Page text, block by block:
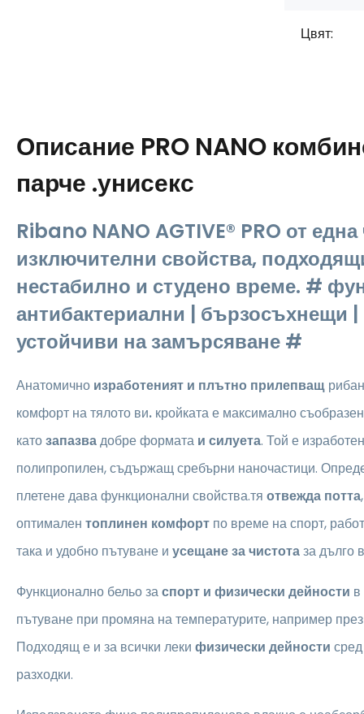
Цвят:
Описание PRO NANO
парче .унисекс
Ribano NANO AGTIVE® PRO от една
изключителни свойства,
нестабилно и студено време. #
антибактериални | бързосъхнещи
устойчиви на замърсяване #
Анатомично изработеният и плътно прилепващ рибан
комфорт на тялото ви. кройката е максимално
катозапазвадобре формата и силуета. Той е
полипропилен, съдържащ сребърни наночастици.
плетене дава функционални свойства.тя отвежда потта
оптимален топлинен комфорт по време на спорт,
така и удобно пътуване и усещане за чистотаза дълго
Функционално бельо заспорт и физически дейности в
пътуване при промяна на температурите, например
Подходящ е и за всички леки физически дейности
разходки.